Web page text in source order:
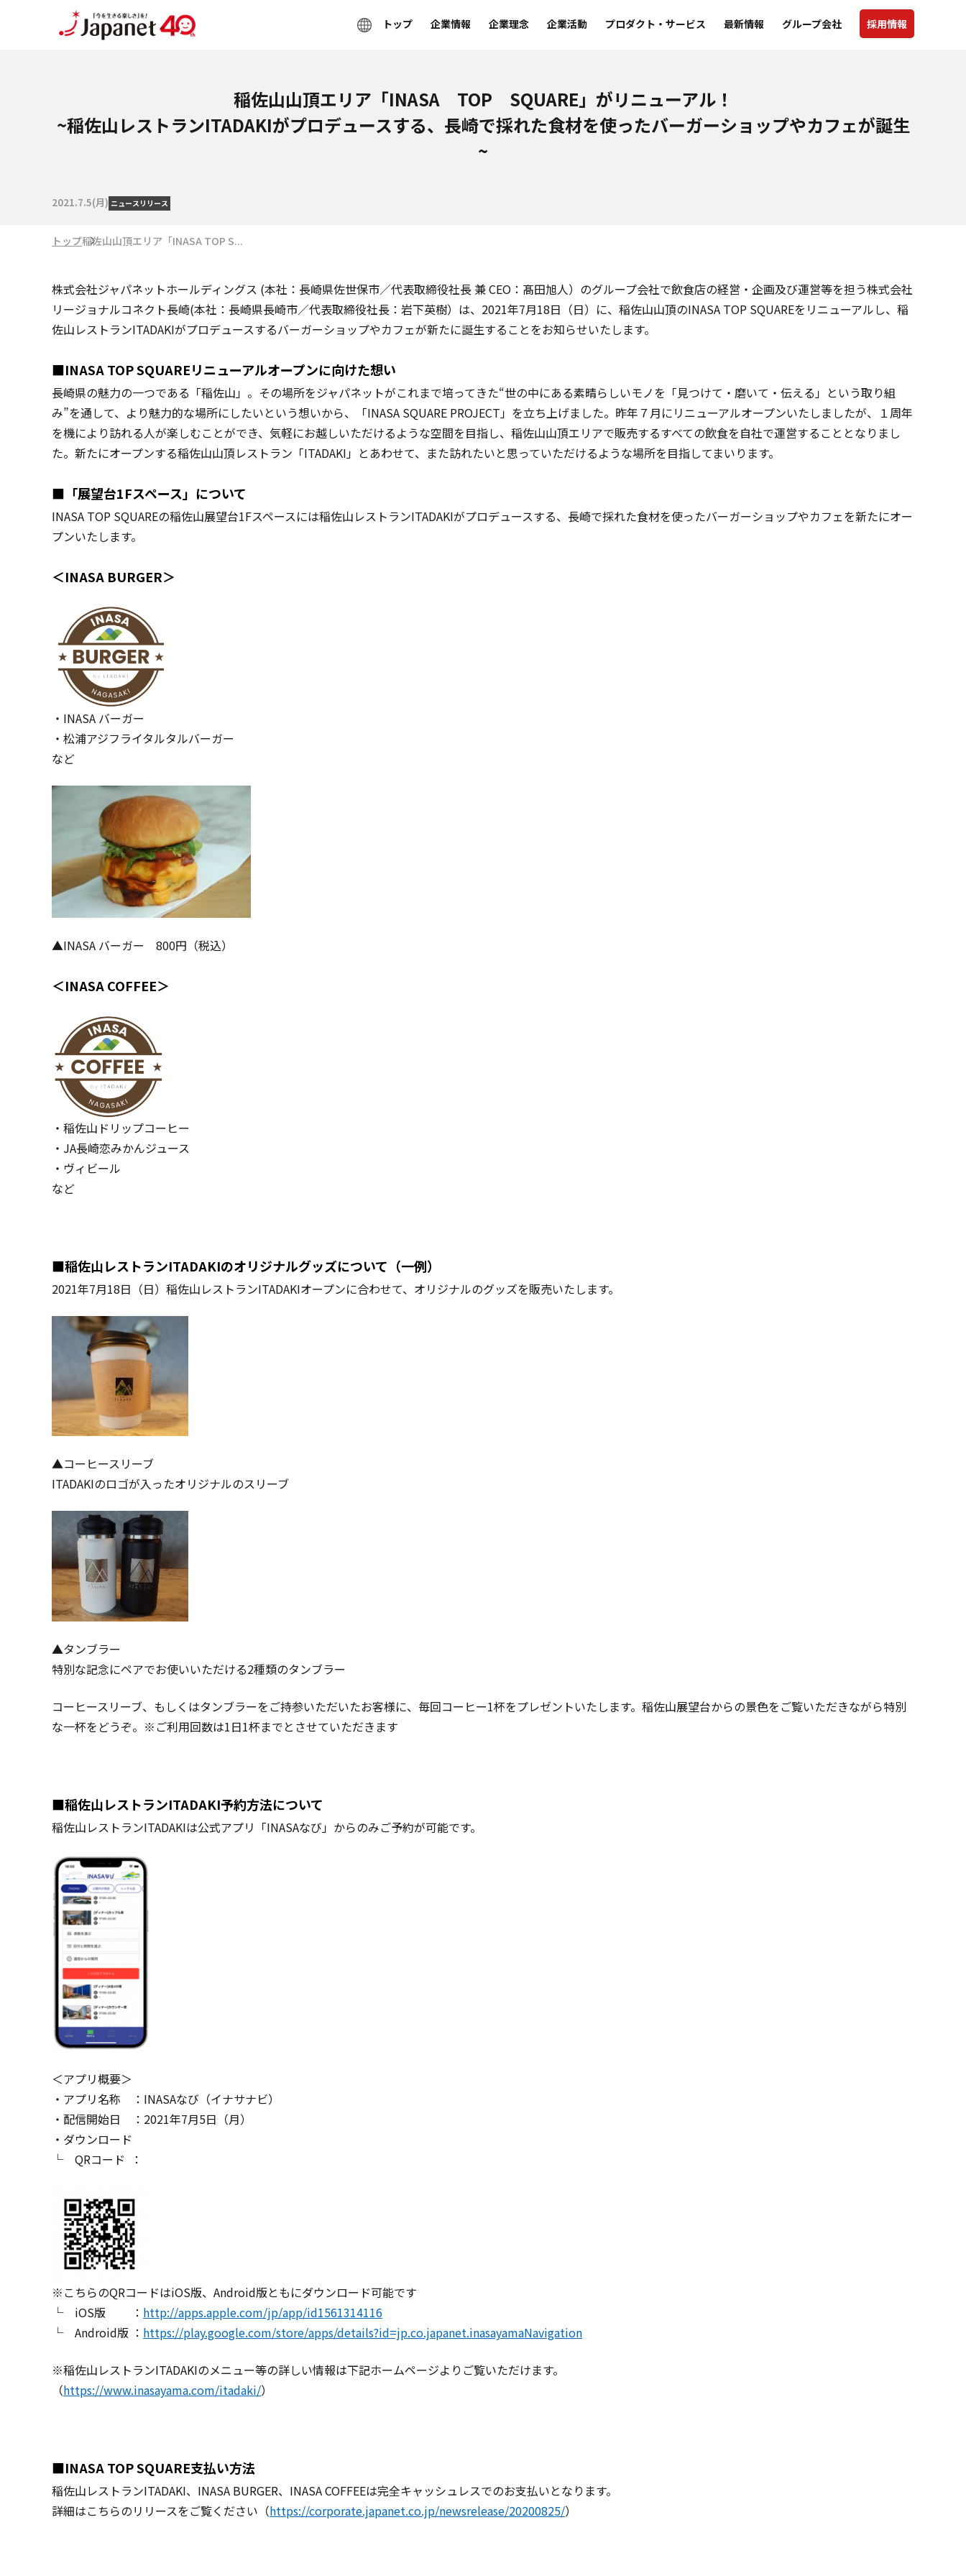
トップ 企業情報 企業理念 企業活動 プロダクト・サービス 最新情報 グループ会社 採用情報
稲佐山山頂エリア「INASA TOP SQUARE」がリニューアル！
~稲佐山レストランITADAKIがプロデュースする、長崎で採れた食材を使ったバーガーショップやカフェが誕生
~
2021.7.5(月) ニュースリリース
トップ稲佐山山頂エリア「INASA TOP S...
株式会社ジャパネットホールディングス (本社：長崎県佐世保市／代表取締役社長 兼 CEO：髙田旭人）のグループ会社で飲食店の経営・企画及び運営等を担う株式会社
リージョナルコネクト長崎(本社：長崎県長崎市／代表取締役社長：岩下英樹）は、2021年7月18日（日）に、稲佐山山頂のINASA TOP SQUAREをリニューアルし、稲
佐山レストランITADAKIがプロデュースするバーガーショップやカフェが新たに誕生することをお知らせいたします。
■INASA TOP SQUAREリニューアルオープンに向けた想い
長崎県の魅力の一つである「稲佐山」。その場所をジャパネットがこれまで培ってきた“世の中にある素晴らしいモノを「見つけて・磨いて・伝える」という取り組
み”を通して、より魅力的な場所にしたいという想いから、「INASA SQUARE PROJECT」を立ち上げました。昨年７月にリニューアルオープンいたしましたが、１周年
を機により訪れる人が楽しむことができ、気軽にお越しいただけるような空間を目指し、稲佐山山頂エリアで販売するすべての飲食を自社で運営することとなりまし
た。新たにオープンする稲佐山山頂レストラン「ITADAKI」とあわせて、また訪れたいと思っていただけるような場所を目指してまいります。
■「展望台1Fスペース」について
INASA TOP SQUAREの稲佐山展望台1Fスペースには稲佐山レストランITADAKIがプロデュースする、長崎で採れた食材を使ったバーガーショップやカフェを新たにオー
プンいたします。
＜INASA BURGER＞
・INASA バーガー
・松浦アジフライタルタルバーガー
など
▲INASA バーガー 800円（税込）
＜INASA COFFEE＞
・稲佐山ドリップコーヒー
・JA長崎恋みかんジュース
・ヴィビール
など
■稲佐山レストランITADAKIのオリジナルグッズについて（一例）
2021年7月18日（日）稲佐山レストランITADAKIオープンに合わせて、オリジナルのグッズを販売いたします。
▲コーヒースリーブ
ITADAKIのロゴが入ったオリジナルのスリーブ
▲タンブラー
特別な記念にペアでお使いいただける2種類のタンブラー
コーヒースリーブ、もしくはタンブラーをご持参いただいたお客様に、毎回コーヒー1杯をプレゼントいたします。稲佐山展望台からの景色をご覧いただきながら特別
な一杯をどうぞ。※ご利用回数は1日1杯までとさせていただきます
■稲佐山レストランITADAKI予約方法について
稲佐山レストランITADAKIは公式アプリ「INASAなび」からのみご予約が可能です。
＜アプリ概要＞
・アプリ名称 ：INASAなび（イナサナビ）
・配信開始日 ：2021年7月5日（月）
・ダウンロード
└ QRコード ：
※こちらのQRコードはiOS版、Android版ともにダウンロード可能です
└ iOS版 ： http://apps.apple.com/jp/app/id1561314116
└ Android版 ： https://play.google.com/store/apps/details?id=jp.co.japanet.inasayamaNavigation
※稲佐山レストランITADAKIのメニュー等の詳しい情報は下記ホームページよりご覧いただけます。
（https://www.inasayama.com/itadaki/）
■INASA TOP SQUARE支払い方法
稲佐山レストランITADAKI、INASA BURGER、INASA COFFEEは完全キャッシュレスでのお支払いとなります。
詳細はこちらのリリースをご覧ください（https://corporate.japanet.co.jp/newsrelease/20200825/）